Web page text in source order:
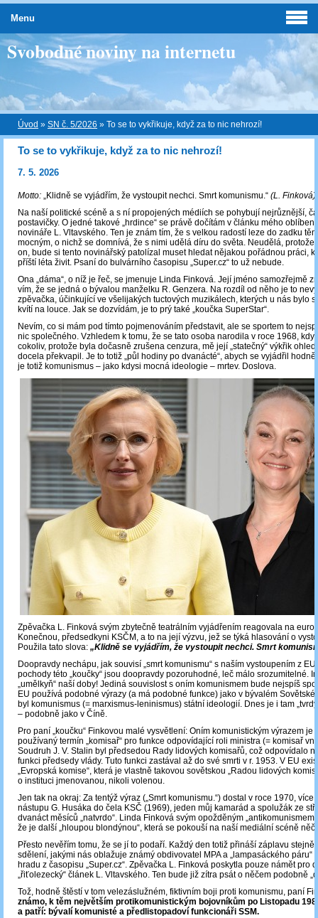
Svobodné noviny na internetu
Úvod » SN č. 5/2026 » To se to vykřikuje, když za to nic nehrozí!
To se to vykřikuje, když za to nic nehrozí!
7. 5. 2026
Motto: „Klidně se vyjádřím, že vystoupit nechci. Smrt komunismu.“ (L. Finková)
Na naší politické scéně a s ní propojených médiích se pohybují nejrůznější,
postavičky. O jedné takové „hrdince“ se právě dočítám v článku mého
novináře L. Vltavského. Ten je znám tím, že s velkou radostí leze do zadku
mocným, o nichž se domnívá, že s nimi udělá díru do světa. Neudělá, protože
on, bude si tento novinářský patolízal muset hledat nějakou pořádnou práci,
příští léta živit. Psaní do bulvárního časopisu „Super.cz“ to už nebude.
Ona „dáma“, o níž je řeč, se jmenuje Linda Finková. Její jméno samozřejmě
vím, že se jedná o bývalou manželku R. Genzera. Na rozdíl od něho je to
zpěvačka, účinkující ve všelijakých tuctových muzikálech, kterých u nás bylo
kvítí na louce. Jak se dozvídám, je to prý také „koučka SuperStar“.
Nevím, co si mám pod tímto pojmenováním představit, ale se sportem to
nic společného. Vzhledem k tomu, že se tato osoba narodila v roce 1968, kdy
cokoliv, protože byla dočasně zrušena cenzura, mě její „statečný“ výkřik
docela překvapil. Je to totiž „půl hodiny po dvanácté“, abych se vyjádřil
je totiž komunismus – jako kdysi mocná ideologie – mrtev. Doslova.
Zpěvačka L. Finková svým zbytečně teatrálním vyjádřením reagovala na
Konečnou, předsedkyni KSČM, a to na její výzvu, jež se týká hlasování o
Použila tato slova: „Klidně se vyjádřím, že vystoupit nechci. Smrt
Doopravdy nechápu, jak souvisí „smrt komunismu“ s naším vystoupením z
pochody této „koučky“ jsou doopravdy pozoruhodné, leč málo srozumitelné.
„umělkyň“ naší doby! Jediná souvislost s oním komunismem bude nejspíš
EU používá podobné výrazy (a má podobné funkce) jako v bývalém
byl komunismus (= marxismus-leninismus) státní ideologií. Dnes je i tam
– podobně jako v Číně.
Pro paní „koučku“ Finkovou malé vysvětlení: Oním komunistickým výrazem je
používaný termín „komisař“ pro funkce odpovídající roli ministra (= komisař
Soudruh J. V. Stalin byl předsedou Rady lidových komisařů, což odpovídalo
funkci předsedy vlády. Tuto funkci zastával až do své smrti v r. 1953. V EU
„Evropská komise“, která je vlastně takovou sovětskou „Radou lidových
o instituci jmenovanou, nikoli volenou.
Jen tak na okraj: Za tentýž výraz („Smrt komunismu.“) dostal v roce 1970, více
nástupu G. Husáka do čela KSČ (1969), jeden můj kamarád a spolužák ze
dvanáct měsíců „natvrdo“. Linda Finková svým opožděným
že je další „hloupou blondýnou“, která se pokouší na naší mediální scéně
Přesto nevěřím tomu, že se jí to podaří. Každý den totiž přináší záplavu stejně
sdělení, jakými nás oblažuje známý obdivovatel MPA a „lampasáckého páru“
hradu z časopisu „Super.cz“. Zpěvačka L. Finková poskytla pouze námět pro
„řiťolezecký“ článek L. Vltavského. Ten bude již zítra psát o něčem podobně
Tož, hodně štěstí v tom velezáslužném, fiktivním boji proti komunismu, paní
známo, k těm největším protikomunistickým bojovníkům po Listopadu
a patří: bývalí komunisté a předlistopadoví funkcionáři SSM.
Menu